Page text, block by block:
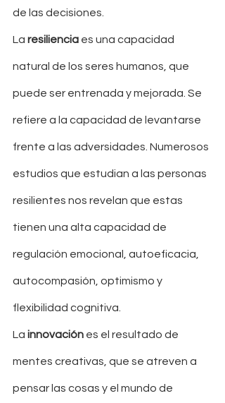
de las decisiones.
La resiliencia es una capacidad
natural de los seres humanos, que
puede ser entrenada y mejorada. Se
refiere a la capacidad de levantarse
frente a las adversidades. Numerosos
estudios que estudian a las personas
resilientes nos revelan que estas
tienen una alta capacidad de
regulación emocional, autoeficacia,
autocompasión, optimismo y
flexibilidad cognitiva.
La innovación es el resultado de
mentes creativas, que se atreven a
pensar las cosas y el mundo de